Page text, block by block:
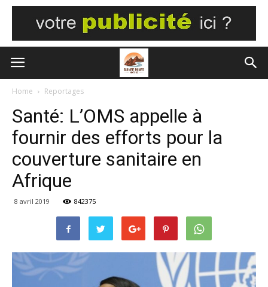
Home Reportages
Santé: L’OMS appelle à
fournir des efforts pour la
couverture sanitaire en
Afrique
8 avril 2019 842375